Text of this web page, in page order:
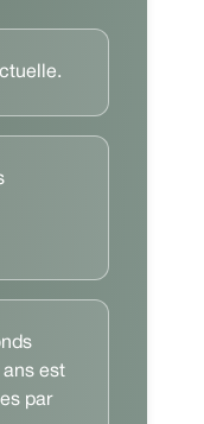
ans est
par